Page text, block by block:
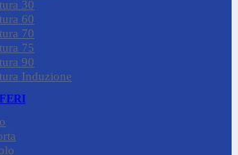
30
60
70
75
90
Induzione